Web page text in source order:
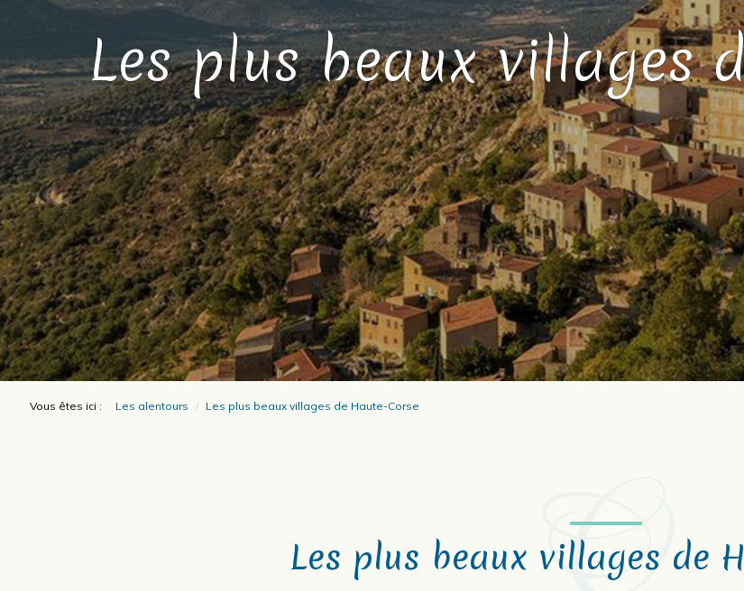
Les plus beaux villages
Vous êtes ici : Les alentours Les plus beaux villages de Haute-Corse
Les plus beaux villages de